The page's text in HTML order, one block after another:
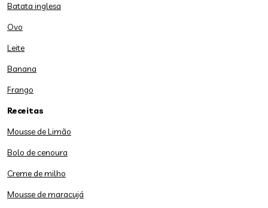
Batata inglesa
Ovo
Leite
Banana
Frango
Receitas
Mousse de Limão
Bolo de cenoura
Creme de milho
Mousse de maracujá